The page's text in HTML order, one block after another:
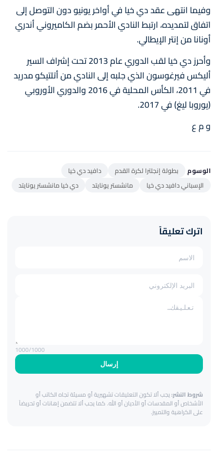
وفيما انتهى عقد دي خيا في أواخر يونيو دون التوصل إلى
اتفاق لتمديده، ارتبط النادي الأحمر بضم الكاميروني أندري
أونانا من إنتر الإيطالي.
وأحرز دي خيا لقب الدوري عام 2013 تحت إشراف السير
أليكس فيرغوسون الذي جلبه إلى النادي من أتلتيكو مدريد
في 2011، الكأس المحلية في 2016 والدوري الأوروبي
(يوروبا ليغ) في 2017.
و م ع
الوسوم بطولة إنجلترا لكرة القدم
دافيد دي خيا
الإسباني دافيد دي خيا
مانشستر يونايتد دي خيا مانشستر يونايتد
اترك تعليقاً
إرسال
1000/1000
شروط النشر:يجب ألا تكون التعليقات تشهيرية أو مسيئة تجاه الكاتب أو
الأشخاص أو المقدسات أو الأديان أو الله. كما يجب ألا تتضمن إهانات أو تحريضاً
على الكراهية والتمييز.